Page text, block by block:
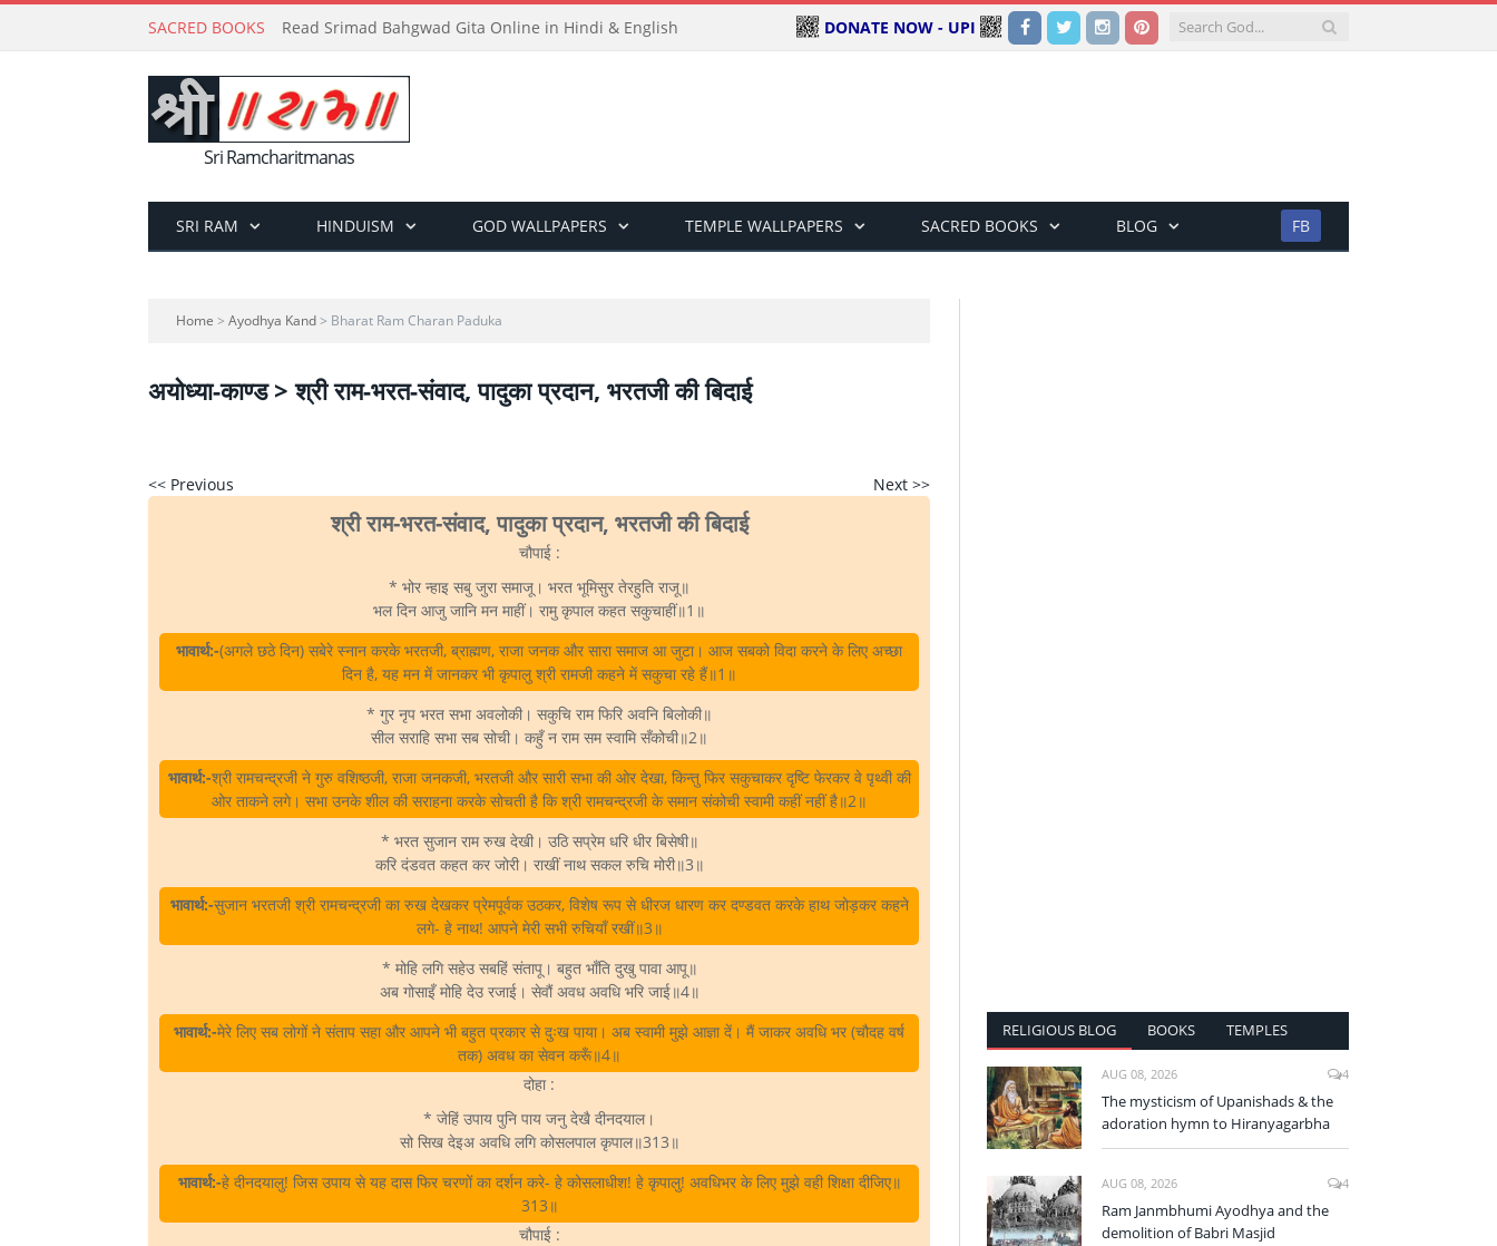
SACRED BOOKS Read Srimad Bahgwad Gita Online in Hindi & English Facebook
TwitterInstagramPinterest
DONATE NOW - UPI
Sri Ramcharitmanas
SRI RAM HINDUISM GOD WALLPAPERS TEMPLE WALLPAPERS SACRED BOOKS BLOG FB
Home > Ayodhya Kand> Bharat Ram Charan Paduka
अयोध्या-काण्ड > श्री राम-भरत-संवाद, पादुका प्रदान, भरतजी की बिदाई
<< Previous Next >>
श्री राम-भरत-संवाद, पादुका प्रदान, भरतजी की बिदाई
चौपाई :
* भोर न्हाइ सबु जुरा समाजू। भरत भूमिसुर तेरहुति राजू॥
भल दिन आजु जानि मन माहीं। रामु कृपाल कहत सकुचाहीं॥1॥
भावार्थ:-(अगले छठे दिन) सबेरे स्नान करके भरतजी, ब्राह्मण, राजा जनक और सारा समाज आ जुटा। आज सबको विदा करने के लिए अच्छा
दिन है, यह मन में जानकर भी कृपालु श्री रामजी कहने में सकुचा रहे हैं॥1॥
* गुर नृप भरत सभा अवलोकी। सकुचि राम फिरि अवनि बिलोकी॥
सील सराहि सभा सब सोची। कहुँ न राम सम स्वामि सँकोची॥2॥
भावार्थ:-श्री रामचन्द्रजी ने गुरु वशिष्ठजी, राजा जनकजी, भरतजी और सारी सभा की ओर देखा, किन्तु फिर सकुचाकर दृष्टि फेरकर वे पृथ्वी की
ओर ताकने लगे। सभा उनके शील की सराहना करके सोचती है कि श्री रामचन्द्रजी के समान संकोची स्वामी कहीं नहीं है॥2॥
* भरत सुजान राम रुख देखी। उठि सप्रेम धरि धीर बिसेषी॥
करि दंडवत कहत कर जोरी। राखीं नाथ सकल रुचि मोरी॥3॥
भावार्थ:-सुजान भरतजी श्री रामचन्द्रजी का रुख देखकर प्रेमपूर्वक उठकर, विशेष रूप से धीरज धारण कर दण्डवत करके हाथ जोड़कर कहने
लगे- हे नाथ! आपने मेरी सभी रुचियाँ रखीं॥3॥
* मोहि लगि सहेउ सबहिं संतापू। बहुत भाँति दुखु पावा आपू॥
अब गोसाइँ मोहि देउ रजाई। सेवौं अवध अवधि भरि जाई॥4॥
भावार्थ:-मेरे लिए सब लोगों ने संताप सहा और आपने भी बहुत प्रकार से दुःख पाया। अब स्वामी मुझे आज्ञा दें। मैं जाकर अवधि भर (चौदह वर्ष
तक) अवध का सेवन करूँ॥4॥
दोहा :
* जेहिं उपाय पुनि पाय जनु देखै दीनदयाल।
सो सिख देइअ अवधि लगि कोसलपाल कृपाल॥313॥
भावार्थ:-हे दीनदयालु! जिस उपाय से यह दास फिर चरणों का दर्शन करे- हे कोसलाधीश! हे कृपालु! अवधिभर के लिए मुझे वही शिक्षा दीजिए॥
313॥
चौपाई :
RELIGIOUS BLOG BOOKS TEMPLES
AUG 08, 2026 4
The mysticism of Upanishads & the
adoration hymn to Hiranyagarbha
AUG 08, 2026 4
Ram Janmbhumi Ayodhya and the
demolition of Babri Masjid